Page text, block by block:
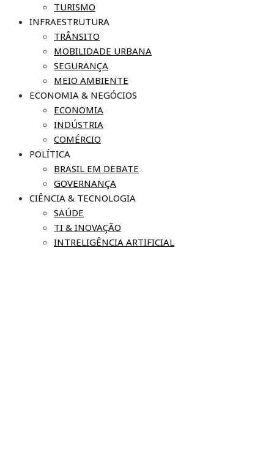
TURISMO
INFRAESTRUTURA
TRÂNSITO
MOBILIDADE URBANA
SEGURANÇA
MEIO AMBIENTE
ECONOMIA & NEGÓCIOS
ECONOMIA
INDÚSTRIA
COMÉRCIO
POLÍTICA
BRASIL EM DEBATE
GOVERNANÇA
CIÊNCIA & TECNOLOGIA
SAÚDE
TI & INOVAÇÃO
INTRELIGÊNCIA ARTIFICIAL